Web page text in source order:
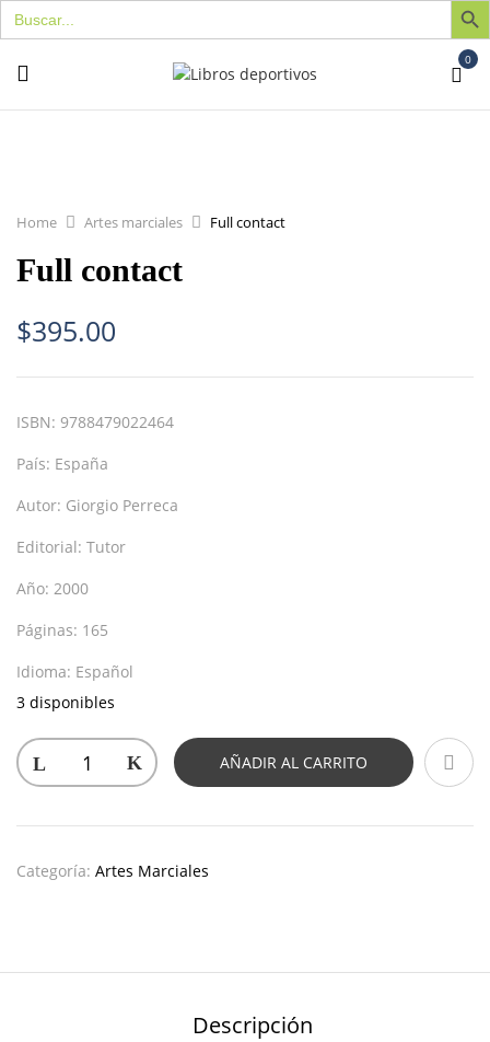
Buscar:
0
Home Artes marciales Full contact
Full contact
$395.00
ISBN: 9788479022464
País: España
Autor: Giorgio Perreca
Editorial: Tutor
Año: 2000
Páginas: 165
Idioma: Español
3 disponibles
AÑADIR AL CARRITO
Categoría: Artes Marciales
Descripción